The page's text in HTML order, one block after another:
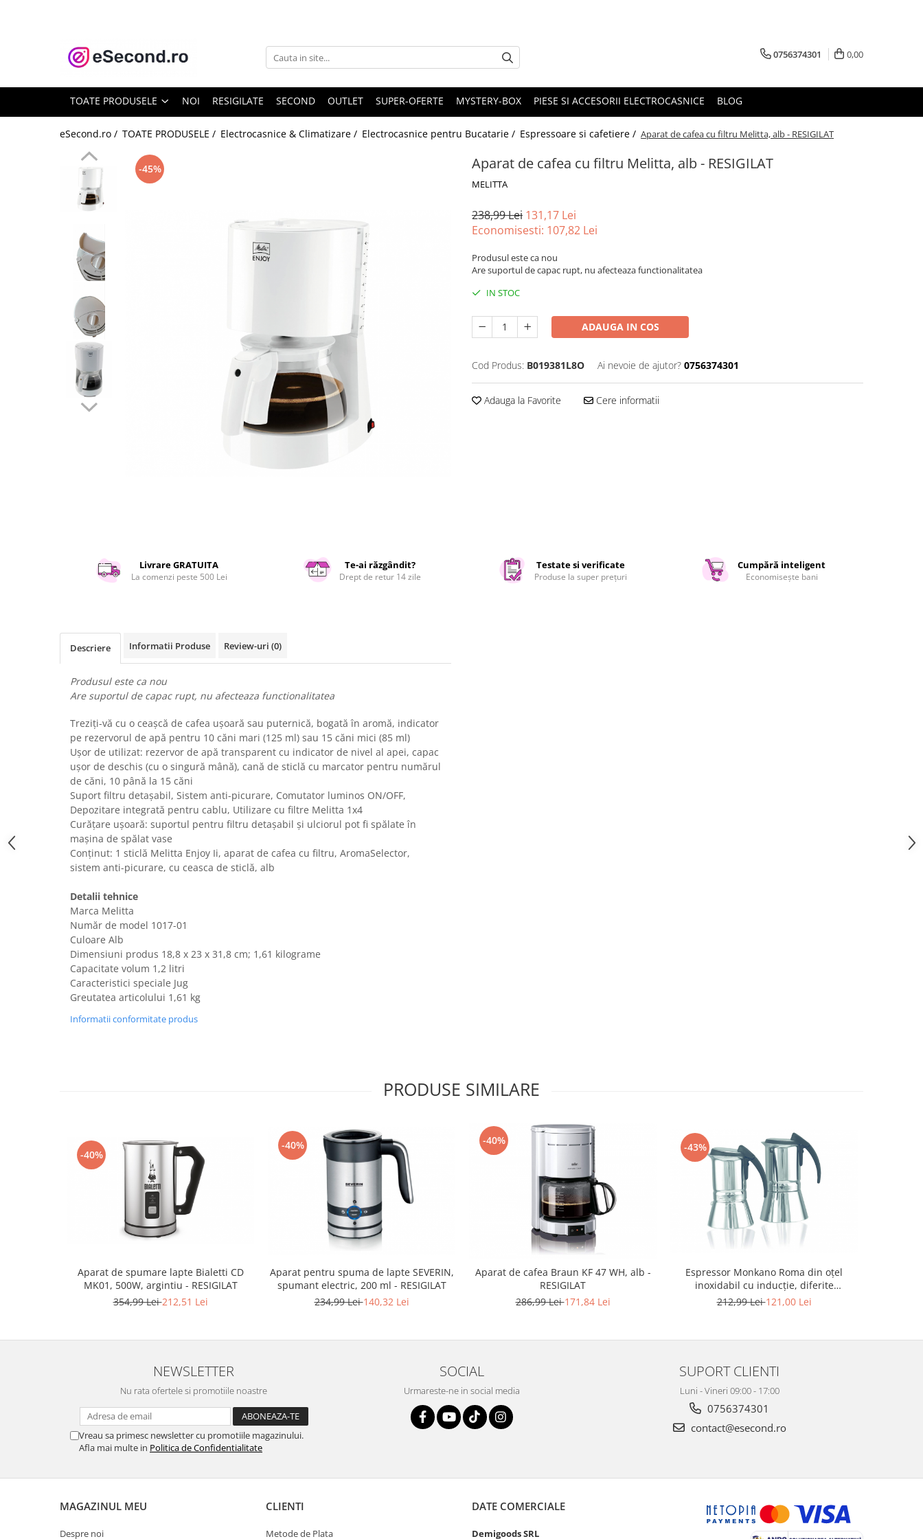
TOATE PRODUSELE
Accesorii Auto
Covorase auto
Echipamente pentru Atelier
Electronice Auto
Intretinere & Cosmetica auto
Trotinete electrice
Casa, Gradina & Bricolaj
Bucatarie & Servire
Curatenie si intretinere
Hobby-uri creative
Iluminat & Electrice
Scule electrice si unelte
Silicon, spume si solutii tehnice
Uscatoare rufe
Utilaje si materiale de constructii
Laptop, Tablete & Telefoane
Accesorii tablete
Laptopuri si Accesorii
Telefoane Mobile & accesorii
Wearable & Gadgeturi
Electrocasnice & Climatizare
Accesorii si piese masini spalat
rufe si uscatoare
Accesorii si piese masini spalat
Aparate Frigorifice
Aparate Racire Aer
Climatizare & sisteme de incalzire
Electrocasnice pentru Bucatarie
Fiare de calcat si masini de cusut
Ingrijire Locuinta
Purificatoare de aer
Ceasuri barbatesti
Imbracaminte si Incaltaminte copii
Incaltaminte barbati
Console, Jocuri & Accesorii
Ingrijire personala & Cosmetice
Consumabile sanitare
Cosmetice si produse ingrijire
Camera copilului
Hrana bebelusi
0756374301 0,00
TOATE PRODUSELE NOI RESIGILATE SECOND OUTLET SUPER-OFERTE MYSTERY-BOX PIESE SI ACCESORII ELECTROCASNICE BLOG
eSecond.ro / TOATE PRODUSELE / Electrocasnice & Climatizare / Electrocasnice pentru Bucatarie / Espressoare si cafetiere / Aparat de cafea cu filtru Melitta, alb - RESIGILAT
Aparat de cafea cu filtru Melitta, alb - RESIGILAT
MELITTA
-45%
238,99 Lei 131,17 Lei
Economisesti: 107,82 Lei
Produsul este ca nou
Are suportul de capac rupt, nu afecteaza functionalitatea
IN STOC
ADAUGA IN COS
Cod Produs: B019381L8O Ai nevoie de ajutor? 0756374301
Adauga la Favorite Cere informatii
Livrare GRATUITA
La comenzi peste 500 Lei
Te-ai răzgândit?
Drept de retur 14 zile
Testate si verificate
Produse la super prețuri
Cumpără inteligent
Economisește bani
Descriere Informatii Produse Review-uri (0)
Produsul este ca nou
Are suportul de capac rupt, nu afecteaza functionalitatea
Treziți-vă cu o ceașcă de cafea ușoară sau puternică, bogată în aromă, indicator
pe rezervorul de apă pentru 10 căni mari (125 ml) sau 15 căni mici (85 ml)
Ușor de utilizat: rezervor de apă transparent cu indicator de nivel al apei, capac
ușor de deschis (cu o singură mână), cană de sticlă cu marcator pentru numărul
de căni, 10 până la 15 căni
Suport filtru detașabil, Sistem anti-picurare, Comutator luminos ON/OFF,
Depozitare integrată pentru cablu, Utilizare cu filtre Melitta 1x4
Curățare ușoară: suportul pentru filtru detașabil și ulciorul pot fi spălate în
mașina de spălat vase
Conținut: 1 sticlă Melitta Enjoy Ii, aparat de cafea cu filtru, AromaSelector,
sistem anti-picurare, cu ceasca de sticlă, alb
Detalii tehnice
Marca Melitta
Număr de model ‎1017-01
Culoare Alb
Dimensiuni produs ‎18,8 x 23 x 31,8 cm; 1,61 kilograme
Capacitate volum 1,2 litri
Caracteristici speciale Jug
Greutatea articolului 1,61 kg
Informatii conformitate produs
PRODUSE SIMILARE
-40%
Aparat de spumare lapte Bialetti CD
MK01, 500W, argintiu - RESIGILAT
354,99 Lei212,51 Lei
-40%
Aparat pentru spuma de lapte SEVERIN,
spumant electric, 200 ml - RESIGILAT
234,99 Lei140,32 Lei
-40%
Aparat de cafea Braun KF 47 WH, alb -
RESIGILAT
286,99 Lei171,84 Lei
-43%
Espressor Monkano Roma din oțel
inoxidabil cu inducție, diferite
dimensiuni (4/2 căni) - RESIGILAT
212,99 Lei121,00 Lei
NEWSLETTER
Nu rata ofertele si promotiile noastre
Vreau sa primesc newsletter cu promotiile magazinului.
Afla mai multe in Politica de Confidentialitate
SOCIAL
Urmareste-ne in social media
SUPORT CLIENTI
Luni - Vineri 09:00 - 17:00
0756374301
contact@esecond.ro
MAGAZINUL MEU
Despre noi
CLIENTI
Metode de Plata
DATE COMERCIALE
Demigoods SRL